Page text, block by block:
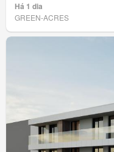
Há 1 dia
GREEN-ACRES